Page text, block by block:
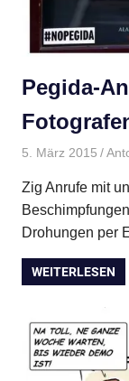
Pegida-
5. März 2015
Zig Anrufe mit
Drohungen per
WEITERLESEN